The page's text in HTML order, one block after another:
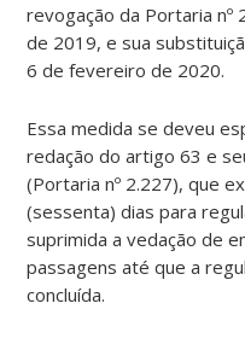
revogação da Portaria
de 2019, e sua
6 de fevereiro de 2020.
Essa medida se deveu
redação do artigo 63 e
(Portaria nº 2.227), que
(sessenta) dias para
suprimida a vedação de
passagens até que a
concluída.